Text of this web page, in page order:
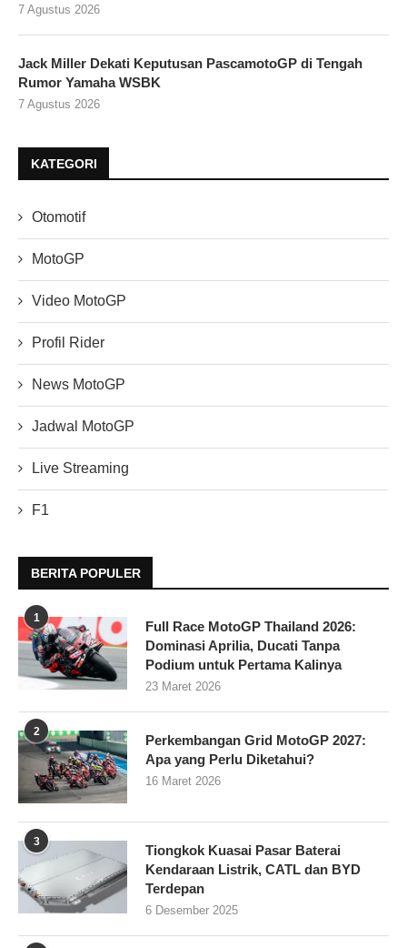
7 Agustus 2026
Jack Miller Dekati Keputusan PascamotoGP di Tengah
Rumor Yamaha WSBK
7 Agustus 2026
KATEGORI
Otomotif
MotoGP
Video MotoGP
Profil Rider
News MotoGP
Jadwal MotoGP
Live Streaming
F1
BERITA POPULER
1
Full Race MotoGP Thailand 2026:
Dominasi Aprilia, Ducati Tanpa
Podium untuk Pertama Kalinya
23 Maret 2026
2
Perkembangan Grid MotoGP 2027:
Apa yang Perlu Diketahui?
16 Maret 2026
3
Tiongkok Kuasai Pasar Baterai
Kendaraan Listrik, CATL dan BYD
Terdepan
6 Desember 2025